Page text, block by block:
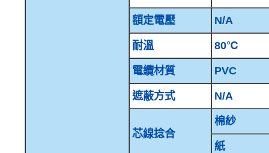
額定電壓 N/A
耐溫 80℃
電纜材質 PVC
遮蔽方式 N/A
芯線捻合
棉紗
紙